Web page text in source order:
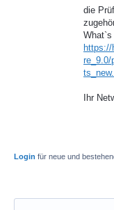
die
https://
re_9.0/
Ihr
Login für neue und